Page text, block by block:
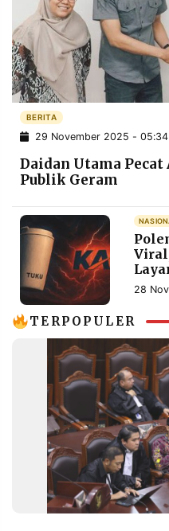
MANCA SPORT
INFORMASI
PRIVACY
POLICY
BERITA
WARGA
INFORMASI
IKLAN
KIRIM
TULISAN
PENGADUAN
IKUTI
KAMI
RESOLUSI
MEDIA
PRAMUDITA
BERITA
29 November 2025 - 05:34
Daidan Utama
Publik Geram
28
TERPOPULER